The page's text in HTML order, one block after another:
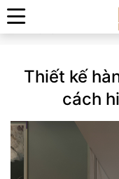
Trang chủ
Thiết kế
Thiết kế
cách